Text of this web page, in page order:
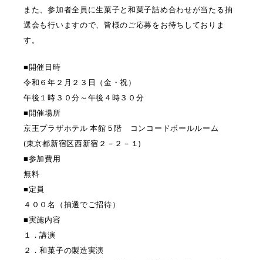
また、参加者全員に生菓子と和菓子詰め合わせが当たる抽
選会も行いますので、皆様のご応募をお待ちしておりま
す。
■開催日時
令和６年２月２３日（金・祝）
午後１時３０分～午後４時３０分
■開催場所
京王プラザホテル 本館５階 コンコードボールルーム
(東京都新宿区西新宿２－２－１)
■参加費用
無料
■定員
４００名（抽選でご招待）
■実施内容
１．講演
２．和菓子の製造実演